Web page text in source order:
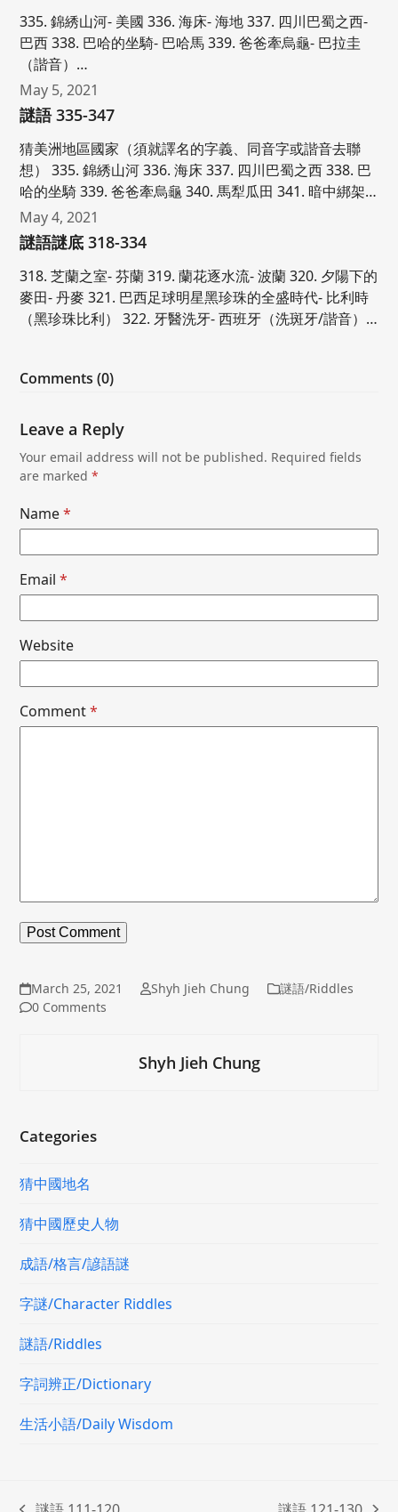
335. 錦綉山河- 美國 336. 海床- 海地 337. 四川巴蜀之西-
巴西 338. 巴哈的坐騎- 巴哈馬 339. 爸爸牽烏龜- 巴拉圭
（諧音）…
May 5, 2021
謎語 335-347
猜美洲地區國家（須就譯名的字義、同音字或諧音去聯
想） 335. 錦綉山河 336. 海床 337. 四川巴蜀之西 338. 巴
哈的坐騎 339. 爸爸牽烏龜 340. 馬犁瓜田 341. 暗中綁架…
May 4, 2021
謎語謎底 318-334
318. 芝蘭之室- 芬蘭 319. 蘭花逐水流- 波蘭 320. 夕陽下的
麥田- 丹麥 321. 巴西足球明星黑珍珠的全盛時代- 比利時
（黑珍珠比利） 322. 牙醫洗牙- 西班牙（洗斑牙/諧音）…
Comments (0)
Leave a Reply
Your email address will not be published. Required fields
are marked*
Name*
Email*
Website
Comment*
March 25, 2021 Shyh Jieh Chung
謎語/Riddles
0 Comments
Shyh Jieh Chung
Categories
猜中國地名
猜中國歷史人物
成語/格言/諺語謎
字謎/Character Riddles
謎語/Riddles
字詞辨正/Dictionary
生活小語/Daily Wisdom